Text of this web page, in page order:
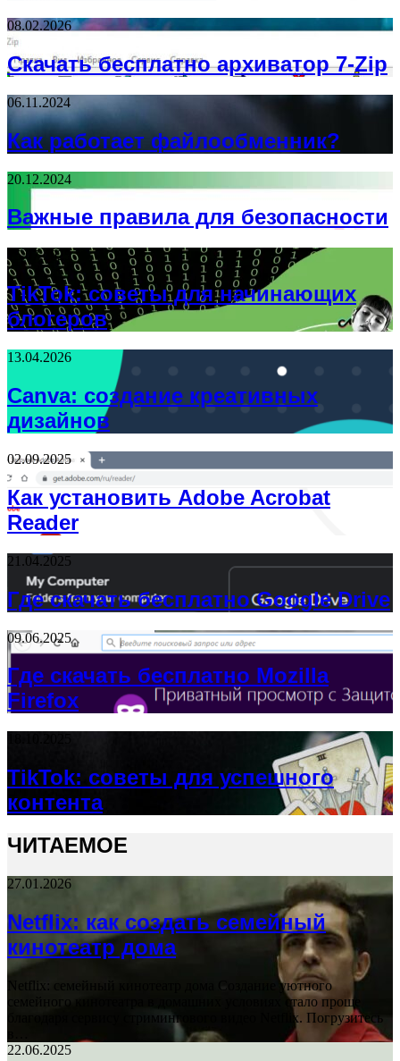
08.02.2026
Скачать бесплатно архиватор 7-Zip
06.11.2024
Как работает файлообменник?
20.12.2024
Важные правила для безопасности
15.07.2025
TikTok: советы для начинающих
блогеров
13.04.2026
Canva: создание креативных
дизайнов
02.09.2025
Как установить Adobe Acrobat
Reader
21.04.2025
Где скачать бесплатно Google Drive
09.06.2025
Где скачать бесплатно Mozilla
Firefox
TikTok: советы для успешного
контента
ЧИТАЕМОЕ
27.01.2026
Netflix: как создать семейный
кинотеатр дома
Netflix: семейный кинотеатр дома Создание уютного
семейного кинотеатра в домашних условиях стало проще
благодаря сервису стримингового видео Netflix. Погрузитесь
22.06.2025